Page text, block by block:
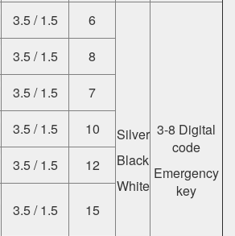
3.5 / 1.5 6
Silver
Black
White
3-8 Digital
code
Emergency
key
3.5 / 1.5
8
3.5 / 1.5
7
3.5 / 1.5
10
3.5 / 1.5
12
3.5 / 1.5 15